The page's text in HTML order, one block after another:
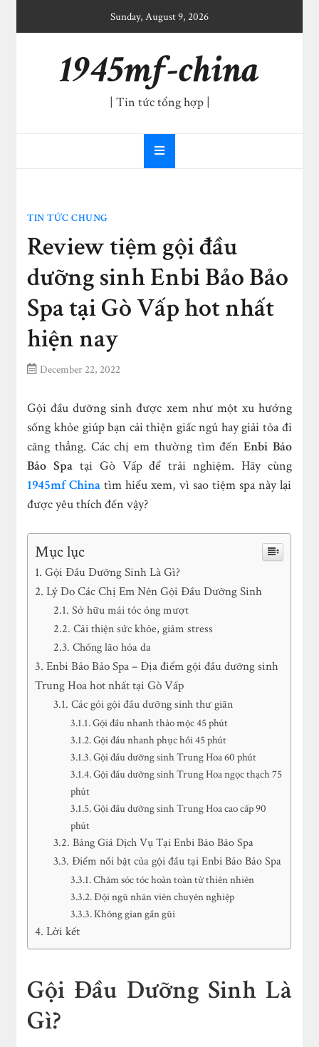
Sunday, August 9, 2026
1945mf-china
| Tin tức tổng hợp |
TIN TỨC CHUNG
Review tiệm gội đầu
dưỡng sinh Enbi Bảo Bảo
Spa tại Gò Vấp hot nhất
hiện nay
December 22, 2022
Gội đầu dưỡng sinh được xem như một xu hướng
sống khỏe giúp bạn cải thiện giấc ngủ hay giải tỏa đi
căng thẳng. Các chị em thường tìm đến Enbi Bảo
Bảo Spa tại Gò Vấp để trải nghiệm. Hãy cùng
1945mf China tìm hiểu xem, vì sao tiệm spa này lại
được yêu thích đến vậy?
Mục lục
Gội Đầu Dưỡng Sinh Là Gì?
Lý Do Các Chị Em Nên Gội Đầu Dưỡng Sinh
Sở hữu mái tóc óng mượt
Cải thiện sức khỏe, giảm stress
Chống lão hóa da
Enbi Bảo Bảo Spa – Địa điểm gội đầu dưỡng sinh
Trung Hoa hot nhất tại Gò Vấp
Các gói gội đầu dưỡng sinh thư giãn
Gội đầu nhanh thảo mộc 45 phút
Gội đầu nhanh phục hồi 45 phút
Gội đầu dưỡng sinh Trung Hoa 60 phút
Gội đầu dưỡng sinh Trung Hoa ngọc thạch 75
phút
Gội đầu dưỡng sinh Trung Hoa cao cấp 90
phút
Bảng Giá Dịch Vụ Tại Enbi Bảo Bảo Spa
Điểm nổi bật của gội đầu tại Enbi Bảo Bảo Spa
Chăm sóc tóc hoàn toàn từ thiên nhiên
Đội ngũ nhân viên chuyên nghiệp
Không gian gần gũi
Lời kết
Gội Đầu Dưỡng Sinh Là
Gì?